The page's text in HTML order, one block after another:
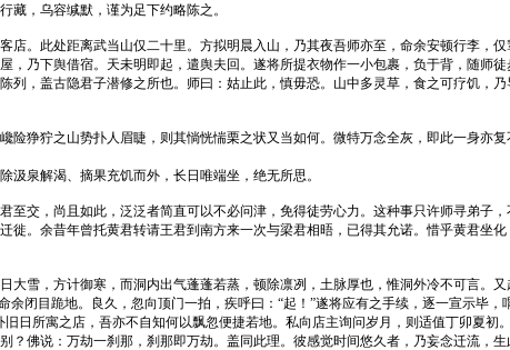
藏，乌容缄默，谨为足下约略陈之。
。此处距离武当山仅二十里。方拟明晨入山，乃其夜吾师亦至，命余安顿行李，
乃下舆借宿。天未明即起，遣舆夫回。遂将所提衣物作一小包裹，负于背，随师
，盖古隐君子潜修之所也。师曰：姑止此，慎毋恐。山中多灵草，食之可疗饥，
狰狞之山势扑人眉睫，则其惝恍惴栗之状又当如何。微特万念全灰，即此一身亦
泉解渴、摘果充饥而外，长日唯端坐，绝无所思。
至交，尚且如此，泛泛者简直可以不必问津，免得徒劳心力。这种事只许师寻弟子
。余昔年曾托黄君转请王君到南方来一次与梁君相晤，已得其允诺。惜乎黄君坐
雪，方计御寒，而洞内出气蓬蓬若蒸，顿除凛冽，土脉厚也，惟洞外冷不可言。
闭目跪地。良久，忽向顶门一拍，疾呼曰：“起！”遂将应有之手续，逐一宣示毕
日所寓之店，吾亦不自知何以飘忽便捷若地。私向店主询问岁月，则适值丁卯夏
佛说：万劫一刹那，刹那即万劫。盖同此理。彼感觉时间悠久者，乃妄念迁流，